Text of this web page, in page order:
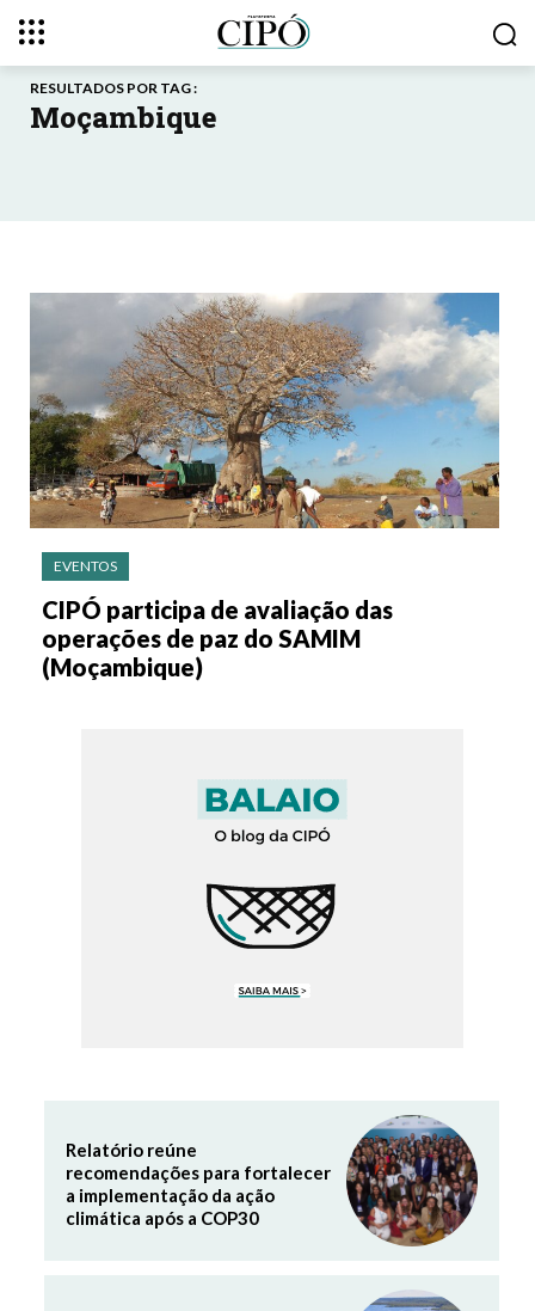
RESULTADOS POR TAG :
Moçambique
EVENTOS
CIPÓ participa de avaliação das
operações de paz do SAMIM
(Moçambique)
Relatório reúne
recomendações para fortalecer
a implementação da ação
climática após a COP30